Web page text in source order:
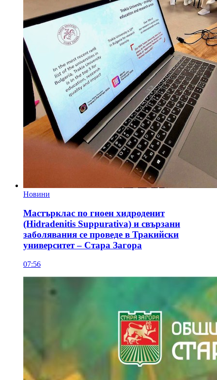
Новини
Мастърклас по гноен хидроденит
(Hidradenitis Suppurativa) и свързани
заболявания се проведе в Тракийски
университет – Стара Загора
07:56